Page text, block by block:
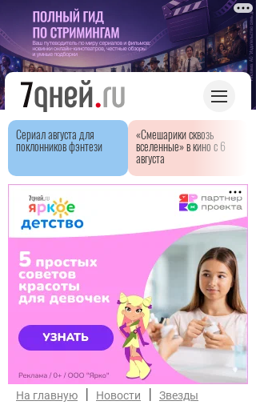
Сериал августа для
поклонников фэнтези
«Смешарики сквозь
вселенные» в кино с 6
августа
На главную | Новости | Звезды